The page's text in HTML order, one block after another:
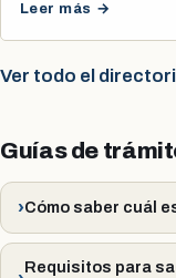
Leer más →
Ver todo el
Guías de
Cómo saber cuál
Requisitos para